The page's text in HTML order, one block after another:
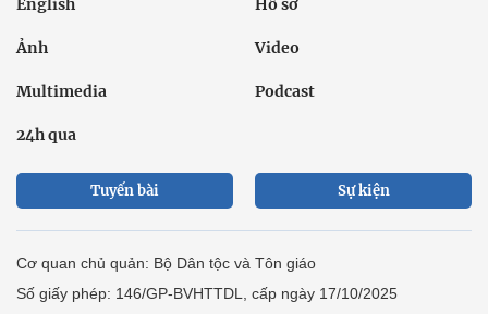
English Hồ sơ
Ảnh Video
Multimedia Podcast
24h qua
Tuyến bài Sự kiện
Cơ quan chủ quản: Bộ Dân tộc và Tôn giáo
Số giấy phép: 146/GP-BVHTTDL, cấp ngày 17/10/2025